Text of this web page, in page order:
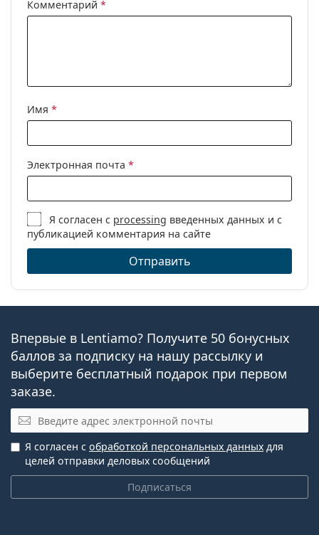
Комментарий *
Имя *
Электронная почта *
Я согласен с processing введенных данных и с
публикацией комментария на сайте
Отправить
Впервые в Lentiamo? Получите 50 бонусных
баллов за подписку на нашу рассылку и
выберите бесплатный подарок при первом
заказе.
Эл. почта
Подписаться
Я согласен с обработкой персональных данных для
целей отправки деловых сообщений